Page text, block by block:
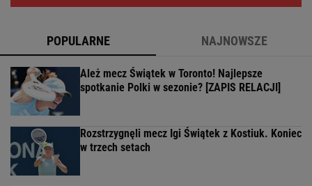
POPULARNE NAJNOWSZE
Ależ mecz Świątek w Toronto! Najlepsze
spotkanie Polki w sezonie? [ZAPIS RELACJI]
Rozstrzygnęli mecz Igi Świątek z Kostiuk. Koniec
w trzech setach